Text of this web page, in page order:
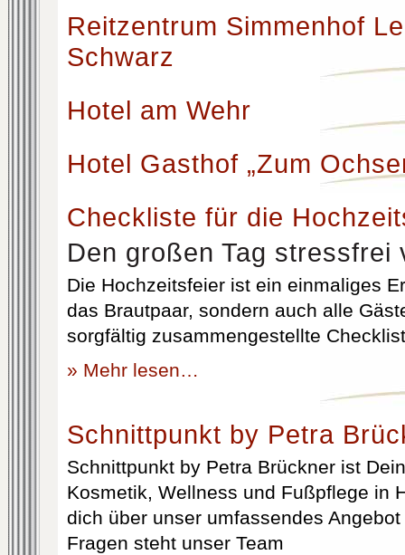
Reitzentrum Simmenhof
Schwarz
Hotel am Wehr
Hotel Gasthof „Zum
Checkliste für die
Den großen Tag stressfrei
Die Hochzeitsfeier ist ein einmaliges
das Brautpaar, sondern auch alle
sorgfältig zusammengestellte
» Mehr lesen…
Schnittpunkt by Petra
Schnittpunkt by Petra Brückner ist
Kosmetik, Wellness und Fußpflege in
dich über unser umfassendes
Fragen steht unser Team